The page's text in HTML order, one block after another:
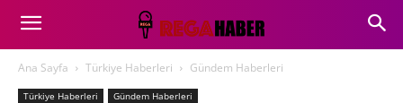
Ana Sayfa Türkiye Haberleri Gündem Haberleri
Türkiye Haberleri Gündem Haberleri